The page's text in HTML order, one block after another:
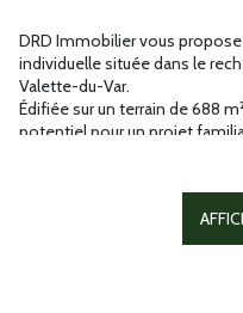
DRD Immobilier vous
individuelle située dans le
Valette-du-Var.
Édifiée sur un terrain de 688
potentiel pour un projet
L’espace de vie se situe à
lumineux, une cuisine
d'eau et un Wc séparé.